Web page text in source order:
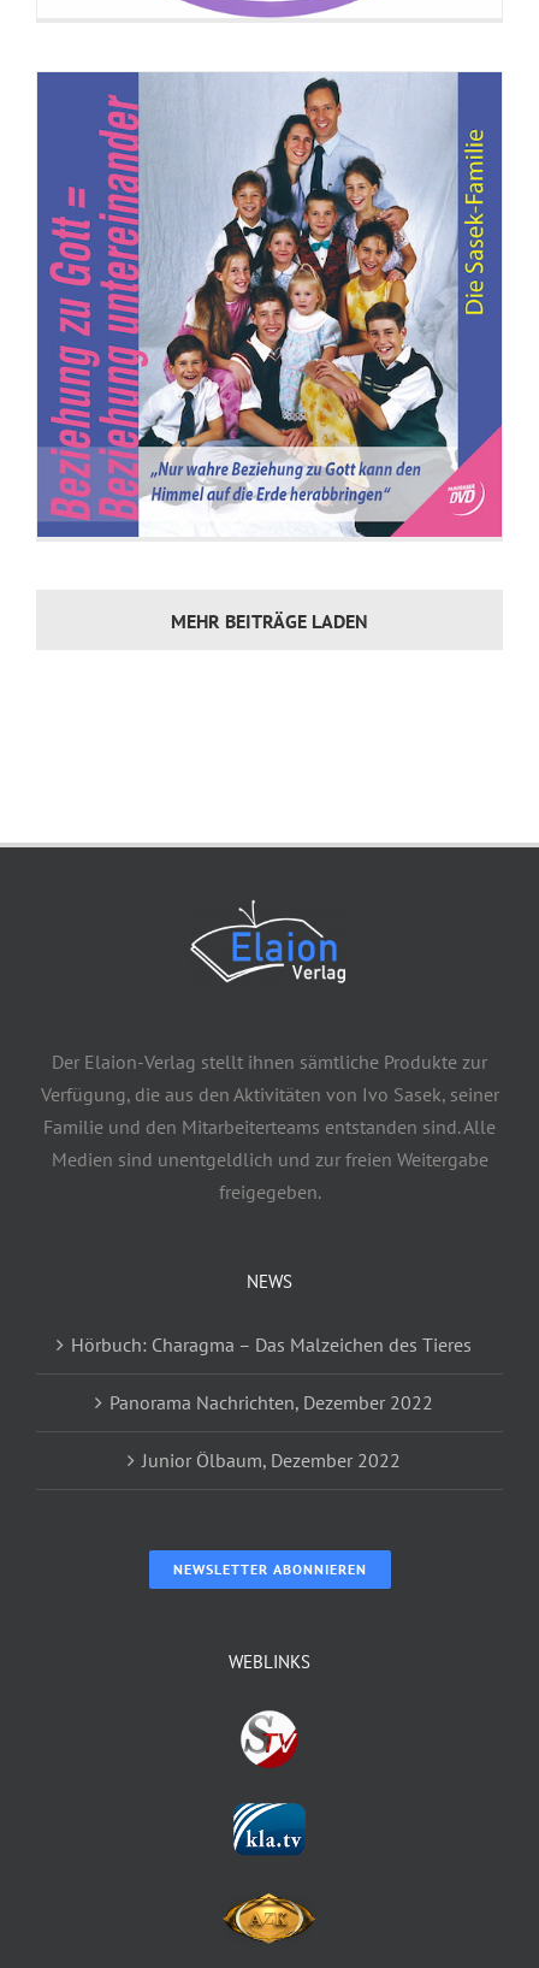
MEHR BEITRÄGE LADEN
Der Elaion-Verlag stellt ihnen sämtliche Produkte zur
Verfügung, die aus den Aktivitäten von Ivo Sasek, seiner
Familie und den Mitarbeiterteams entstanden sind. Alle
Medien sind unentgeldlich und zur freien Weitergabe
freigegeben.
NEWS
Hörbuch: Charagma – Das Malzeichen des Tieres
Panorama Nachrichten, Dezember 2022
Junior Ölbaum, Dezember 2022
NEWSLETTER ABONNIEREN
WEBLINKS